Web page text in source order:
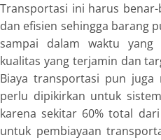
Transportasi ini harus
dan efisien sehingga barang
sampai dalam waktu
kualitas yang terjamin dan
Biaya transportasi pun juga
perlu dipikirkan untuk sistem
karena sekitar 60% total
untuk pembiayaan